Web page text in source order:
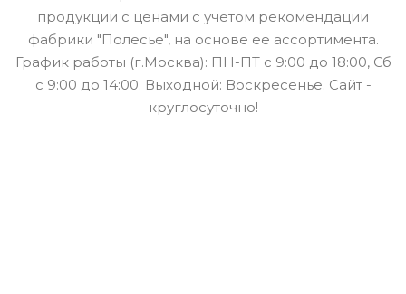
продукции с ценами с учетом рекомендации
фабрики "Полесье", на основе ее ассортимента.
График работы (г.Москва): ПН-ПТ с 9:00 до 18:00, Сб
с 9:00 до 14:00. Выходной: Воскресенье. Сайт -
круглосуточно!